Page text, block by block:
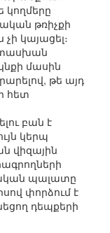
կողմերը
թռիչքի
կայացել։
մասին
թե այդ
հետ
բան է
կերպ
վիզային
պալատը
փորձում է
դեպքերի